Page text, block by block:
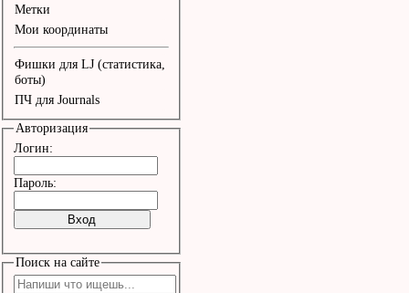
Метки
Мои координаты
Фишки для LJ (статистика,
боты)
ПЧ для Journals
Авторизация
Логин:
Пароль:
Поиск на сайте